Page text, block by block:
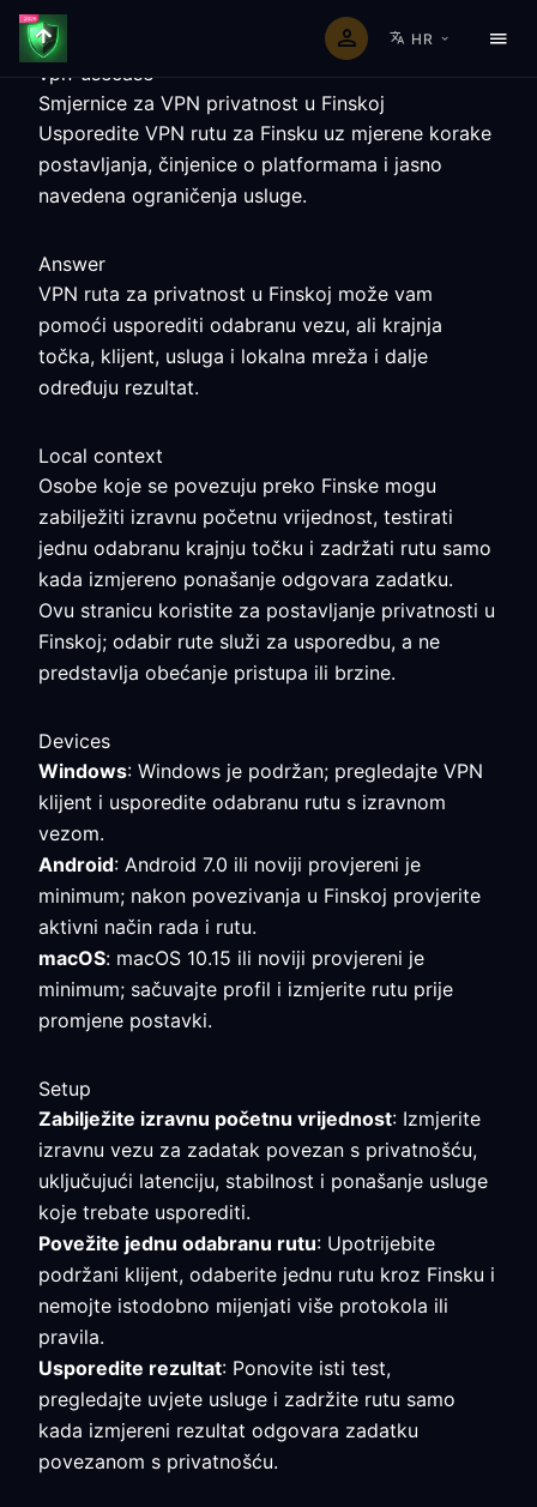
HR
vpn-usecase
Smjernice za VPN privatnost u Finskoj
Usporedite VPN rutu za Finsku uz mjerene korake
postavljanja, činjenice o platformama i jasno
navedena ograničenja usluge.
Answer
VPN ruta za privatnost u Finskoj može vam
pomoći usporediti odabranu vezu, ali krajnja
točka, klijent, usluga i lokalna mreža i dalje
određuju rezultat.
Local context
Osobe koje se povezuju preko Finske mogu
zabilježiti izravnu početnu vrijednost, testirati
jednu odabranu krajnju točku i zadržati rutu samo
kada izmjereno ponašanje odgovara zadatku.
Ovu stranicu koristite za postavljanje privatnosti u
Finskoj; odabir rute služi za usporedbu, a ne
predstavlja obećanje pristupa ili brzine.
Devices
Windows: Windows je podržan; pregledajte VPN
klijent i usporedite odabranu rutu s izravnom
vezom.
Android: Android 7.0 ili noviji provjereni je
minimum; nakon povezivanja u Finskoj provjerite
aktivni način rada i rutu.
macOS: macOS 10.15 ili noviji provjereni je
minimum; sačuvajte profil i izmjerite rutu prije
promjene postavki.
Setup
Zabilježite izravnu početnu vrijednost: Izmjerite
izravnu vezu za zadatak povezan s privatnošću,
uključujući latenciju, stabilnost i ponašanje usluge
koje trebate usporediti.
Povežite jednu odabranu rutu: Upotrijebite
podržani klijent, odaberite jednu rutu kroz Finsku i
nemojte istodobno mijenjati više protokola ili
pravila.
Usporedite rezultat: Ponovite isti test,
pregledajte uvjete usluge i zadržite rutu samo
kada izmjereni rezultat odgovara zadatku
povezanom s privatnošću.